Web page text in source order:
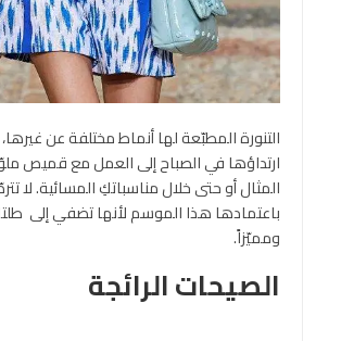
التنورة المطبّعة لها أنماط مختلفة عن
ارتداؤها في الصباح إلى العمل مع قميص
المثال أو حتى خلال مناسباتكِ المسائية. لا
باعتمادها هذا الموسم لأنها تضفي إلى
ومميّزاً.
الصيحات الرائجة